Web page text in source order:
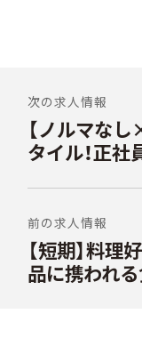
稿
ナ
ビ
ゲ
ー
シ
ョ
次の求人情報
前
の
投
稿:
【ノルマな
タイル！正
前の求人情報
次
の
投
【短期】料理
品に携われ